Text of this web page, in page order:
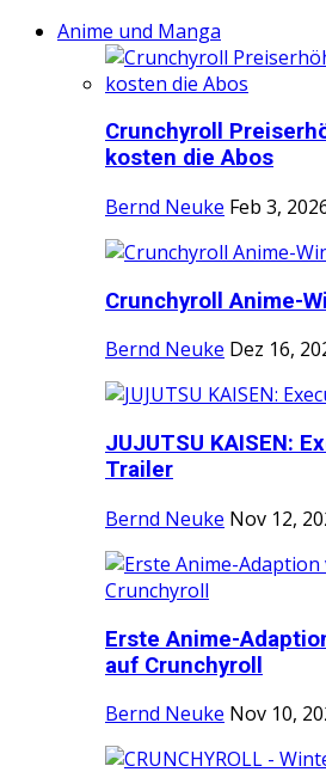
Anime und Manga
Crunchyroll
kosten die Abos
Bernd Neuke Feb 3,
Crunchyroll Anime-
Bernd Neuke Dez 16,
JUJUTSU KAISEN:
Trailer
Bernd Neuke Nov 12,
Erste Anime-
auf Crunchyroll
Bernd Neuke Nov 10,